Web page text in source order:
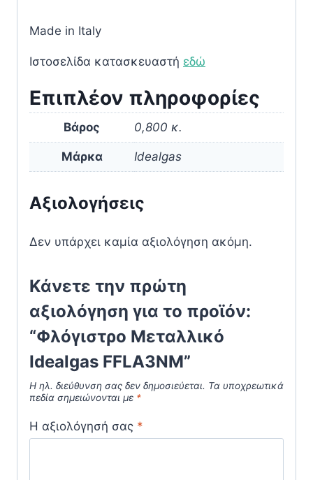
Made in Italy
Ιστοσελίδα κατασκευαστή εδώ
Επιπλέον πληροφορίες
Βάρος 0,800 κ.
Μάρκα Idealgas
Αξιολογήσεις
Δεν υπάρχει καμία αξιολόγηση ακόμη.
Κάνετε την πρώτη
αξιολόγηση για το προϊόν:
“Φλόγιστρο Μεταλλικό
Idealgas FFLA3NM”
Η ηλ. διεύθυνση σας δεν δημοσιεύεται. Τα υποχρεωτικά
πεδία σημειώνονται με *
Η αξιολόγησή σας *